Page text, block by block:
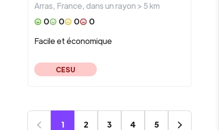
Arras, France, dans un rayon > 5km
0
0 0
0
Facile et économique
CESU
1 2 3 4 5